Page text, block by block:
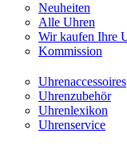
Neuheiten
Alle Uhren
Wir kaufen Ihre
Kommission
Uhrenaccessoires
Uhrenzubehör
Uhrenlexikon
Uhrenservice